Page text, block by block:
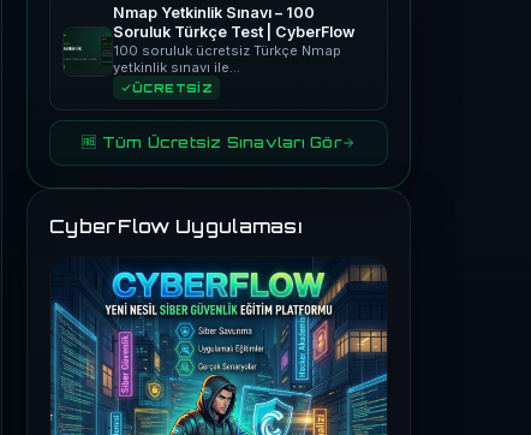
Nmap Yetkinlik Sınavı – 100
Soruluk Türkçe Test | CyberFlow
100 soruluk ücretsiz Türkçe Nmap
yetkinlik sınavı ile…
ÜCRETSİZ
🆓 Tüm Ücretsiz Sınavları Gör
CyberFlow Uygulaması